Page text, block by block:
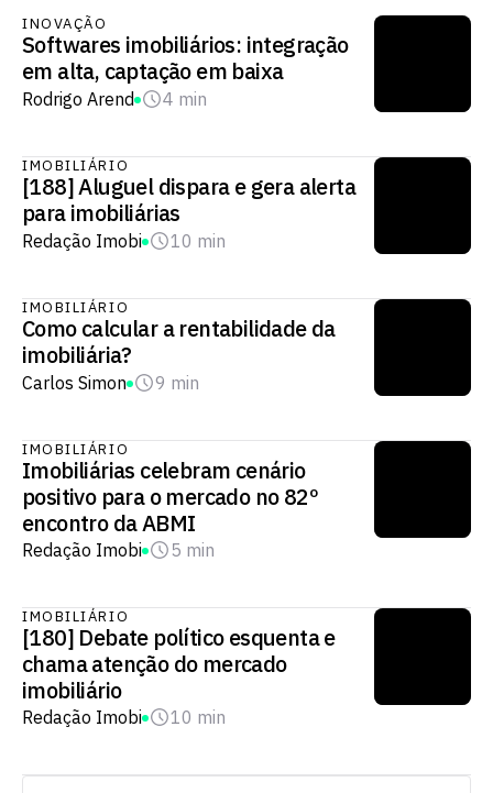
INOVAÇÃO
Softwares imobiliários: integração
em alta, captação em baixa
Rodrigo Arend 4 min
IMOBILIÁRIO
[188] Aluguel dispara e gera alerta
para imobiliárias
Redação Imobi 10 min
IMOBILIÁRIO
Como calcular a rentabilidade da
imobiliária?
Carlos Simon 9 min
IMOBILIÁRIO
Imobiliárias celebram cenário
positivo para o mercado no 82º
encontro da ABMI
Redação Imobi 5 min
IMOBILIÁRIO
[180] Debate político esquenta e
chama atenção do mercado
imobiliário
Redação Imobi 10 min